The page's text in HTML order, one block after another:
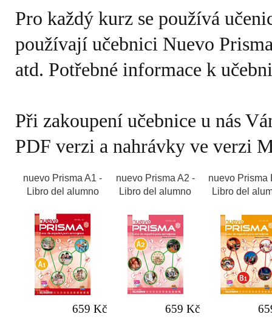
Pro každý kurz se používá
používají učebnici Nuevo
atd. Potřebné informace k
Při zakoupení učebnice u nás
nuevo Prisma A1 -
Libro del alumno
nuevo Prisma A2 -
Libro del alumno
nuevo Prisma
Libro del
659 Kč 659 Kč